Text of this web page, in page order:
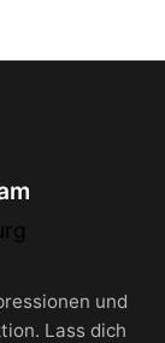
und
Lass dich